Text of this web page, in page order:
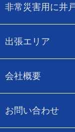
非常災害用に井
出張エリア
会社概要
お問い合わせ